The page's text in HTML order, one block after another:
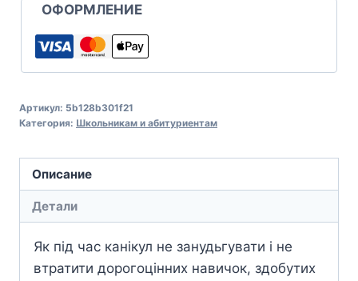
ОФОРМЛЕНИЕ
Артикул: 5b128b301f21
Категория: Школьникам и абитуриентам
Описание
Детали
Як під час канікул не занудьгувати і не
втратити дорогоцінних навичок, здобутих